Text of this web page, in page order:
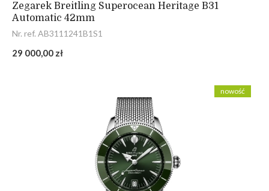
Zegarek Breitling Superocean Heritage B31
Automatic 42mm
Nr. ref. AB3111241B1S1
29 000,00 zł
nowość